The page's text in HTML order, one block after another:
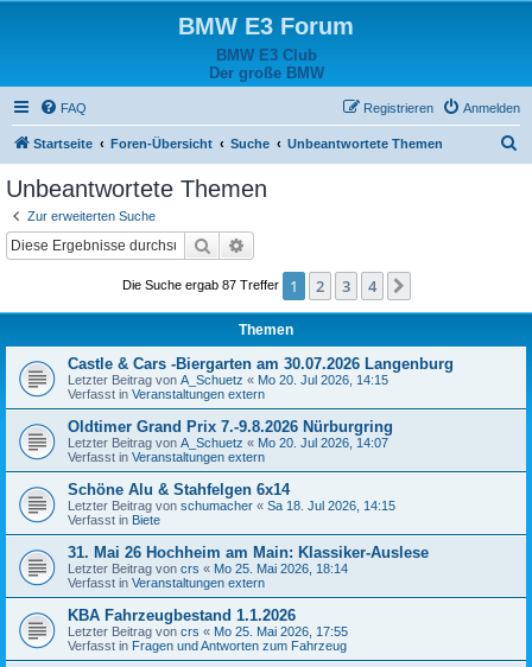
BMW E3 Forum
BMW E3 Club
Der große BMW
FAQ Anmelden
Registrieren
Startseite Foren-Übersicht Suche Unbeantwortete Themen
Unbeantwortete Themen
Zur erweiterten Suche
Suche
Die Suche ergab 87 Treffer 1 2 3 4
Themen
Castle & Cars -Biergarten am 30.07.2026 Langenburg
Letzter Beitrag von A_Schuetz « Mo 20. Jul 2026, 14:15
Verfasst in Veranstaltungen extern
Oldtimer Grand Prix 7.-9.8.2026 Nürburgring
Letzter Beitrag von A_Schuetz « Mo 20. Jul 2026, 14:07
Verfasst in Veranstaltungen extern
Schöne Alu & Stahfelgen 6x14
Letzter Beitrag von schumacher « Sa 18. Jul 2026, 14:15
Verfasst in Biete
31. Mai 26 Hochheim am Main: Klassiker-Auslese
Letzter Beitrag von crs « Mo 25. Mai 2026, 18:14
Verfasst in Veranstaltungen extern
KBA Fahrzeugbestand 1.1.2026
Letzter Beitrag von crs « Mo 25. Mai 2026, 17:55
Verfasst in Fragen und Antworten zum Fahrzeug